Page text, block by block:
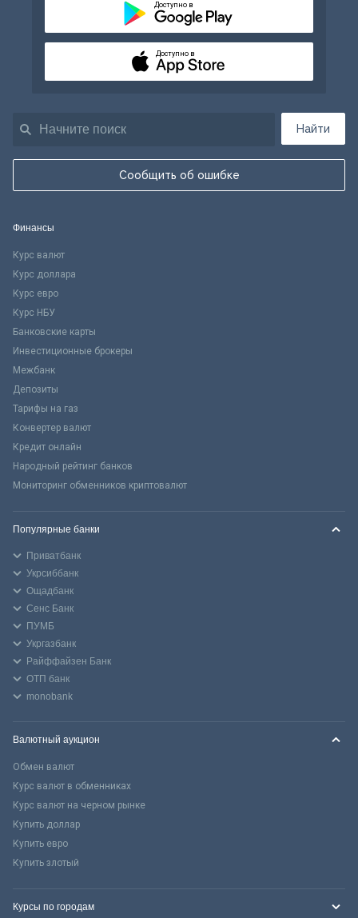
Найти
Сообщить об ошибке
Доступно в
Доступно в
Финансы
Курс валют
Курс доллара
Курс евро
Курс НБУ
Банковские карты
Инвестиционные брокеры
Межбанк
Депозиты
Тарифы на газ
Конвертер валют
Кредит онлайн
Народный рейтинг банков
Мониторинг обменников криптовалют
Популярные банки
Приватбанк
Укрсиббанк
Ощадбанк
Сенс Банк
ПУМБ
Укргазбанк
Райффайзен Банк
ОТП банк
monobank
Валютный аукцион
Обмен валют
Курс валют в обменниках
Курс валют на черном рынке
Купить доллар
Купить евро
Купить злотый
Курсы по городам